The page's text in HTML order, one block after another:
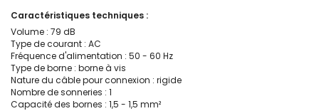
Caractéristiques techniques :
Volume : 79 dB
Type de courant : AC
Fréquence d'alimentation : 50 - 60 Hz
Type de borne : borne à vis
Nature du câble pour connexion : rigide
Nombre de sonneries : 1
Capacité des bornes : 1,5 - 1,5 mm²